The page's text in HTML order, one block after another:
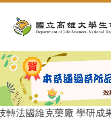
內
容
法國維克藥廠 學研成